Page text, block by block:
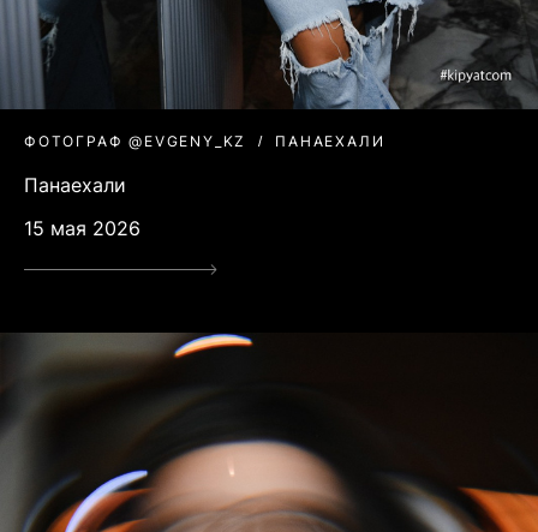
ФОТОГРАФ @EVGENY_KZ ПАНАЕХАЛИ
Панаехали
15 мая 2026